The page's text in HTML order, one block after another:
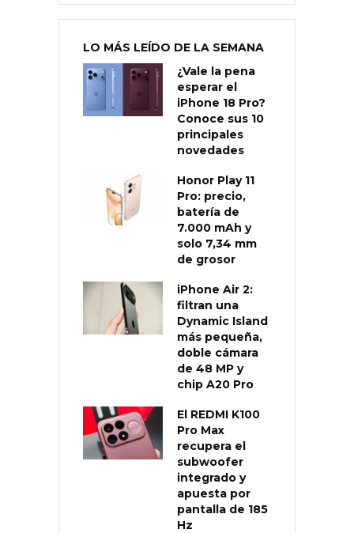
LO MÁS LEÍDO DE LA SEMANA
¿Vale la pena
esperar el
iPhone 18 Pro?
Conoce sus 10
principales
novedades
Honor Play 11
Pro: precio,
batería de
7.000 mAh y
solo 7,34 mm
de grosor
iPhone Air 2:
filtran una
Dynamic Island
más pequeña,
doble cámara
de 48 MP y
chip A20 Pro
El REDMI K100
Pro Max
recupera el
subwoofer
integrado y
apuesta por
pantalla de 185
Hz